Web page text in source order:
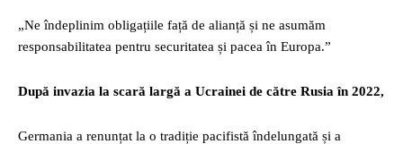
„Ne îndeplinim obligațiile față de alianță și ne asumăm
responsabilitatea pentru securitatea și pacea în Europa.”
După invazia la scară largă a Ucrainei de către Rusia în 2022,
Germania a renunțat la o tradiție pacifistă îndelungată și a